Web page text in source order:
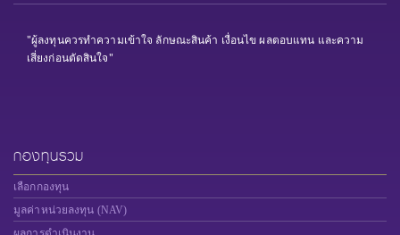
"ผู้ลงทุนควรทำความเข้าใจ ลักษณะสินค้า เงื่อนไข ผลตอบแทน และความ
เสี่ยงก่อนตัดสินใจ"
กองทุนรวม
เลือกกองทุน
มูลค่าหน่วยลงทุน (NAV)